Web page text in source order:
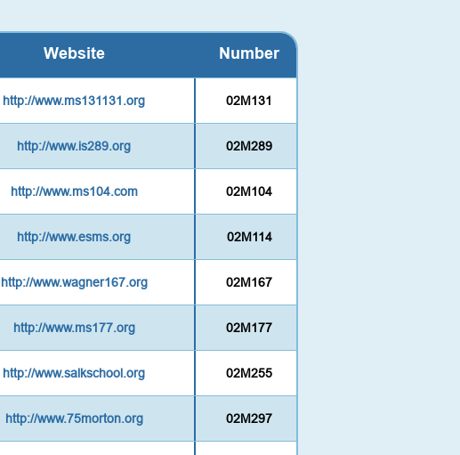
Website Number
http://www.ms131131.org 02M131
http://www.is289.org 02M289
http://www.ms104.com 02M104
http://www.esms.org 02M114
http://www.wagner167.org 02M167
http://www.ms177.org 02M177
http://www.salkschool.org 02M255
http://www.75morton.org 02M297